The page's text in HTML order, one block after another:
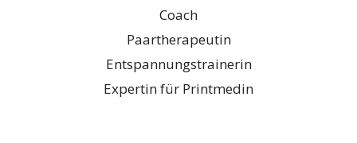
Coach
Paartherapeutin
Entspannungstrainerin
Expertin für Printmedin